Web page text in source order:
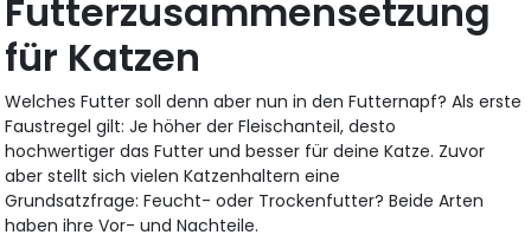
Futterzusammensetzung
für Katzen
Welches Futter soll denn aber nun in den Futternapf? Als erste
Faustregel gilt: Je höher der Fleischanteil, desto
hochwertiger das Futter und besser für deine Katze. Zuvor
aber stellt sich vielen Katzenhaltern eine
Grundsatzfrage: Feucht- oder Trockenfutter? Beide Arten
haben ihre Vor- und Nachteile.